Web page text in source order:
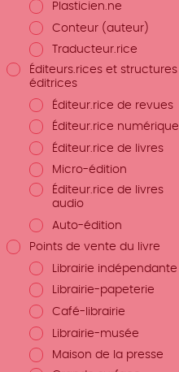
Plasticien.ne
Conteur (auteur)
Traducteur.rice
Éditeurs.rices et structures
éditrices
Éditeur.rice de revues
Éditeur.rice numérique
Éditeur.rice de livres
Micro-édition
Éditeur.rice de livres
audio
Auto-édition
Points de vente du livre
Librairie indépendante
Librairie-papeterie
Café-librairie
Librairie-musée
Maison de la presse